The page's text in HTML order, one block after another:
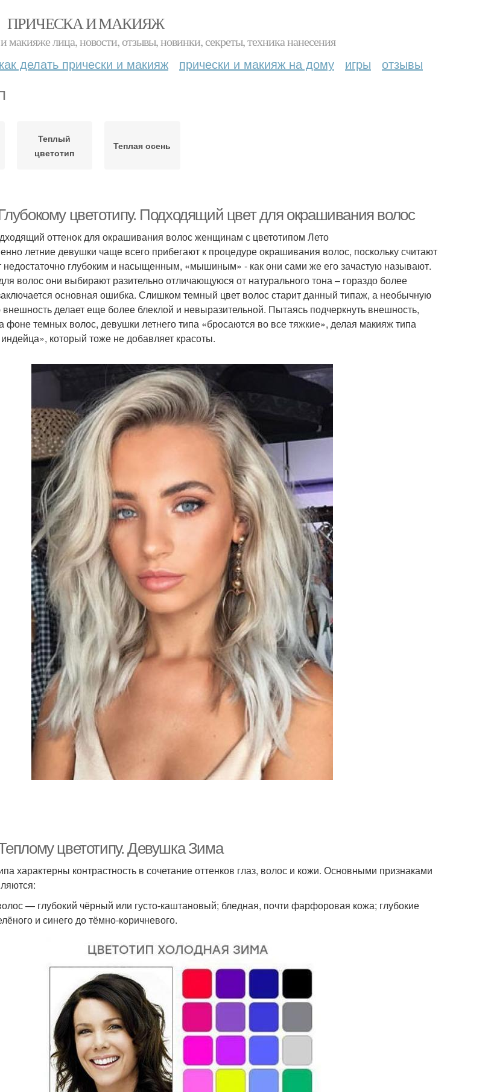
ПРИЧЕСКА И МАКИЯЖ
макияже лица, новости, отзывы, новинки, секреты, техника нанесения
как делать прически и макияж прически и макияж на дому игры отзывы
Теплый
цветотип
Теплая осень
цветотипу. Подходящий цвет для окрашивания волос
оттенок для окрашивания волос женщинам с цветотипом Лето
летние девушки чаще всего прибегают к процедуре окрашивания волос, поскольку считают
недостаточно глубоким и насыщенным, «мышиным» - как они сами же его зачастую называют.
волос они выбирают разительно отличающуюся от натурального тона – гораздо более
основная ошибка. Слишком темный цвет волос старит данный типаж, а необычную
внешность делает еще более блеклой и невыразительной. Пытаясь подчеркнуть внешность,
темных волос, девушки летнего типа «бросаются во все тяжкие», делая макияж типа
который тоже не добавляет красоты.
цветотипу. Девушка Зима
характерны контрастность в сочетание оттенков глаз, волос и кожи. Основными признаками
— глубокий чёрный или густо-каштановый; бледная, почти фарфоровая кожа; глубокие
и синего до тёмно-коричневого.